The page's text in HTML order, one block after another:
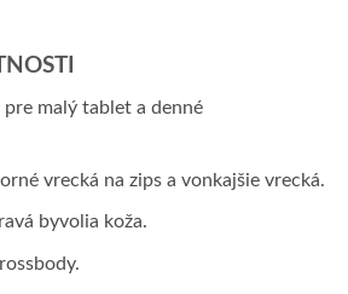
malý tablet a denné
vrecká na zips a vonkajšie vrecká.
byvolia koža.